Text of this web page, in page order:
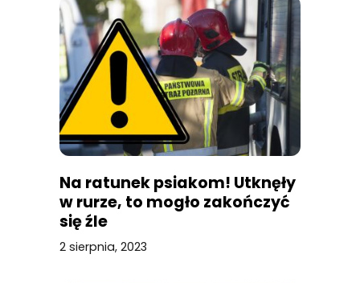
Na ratunek psiakom! Utknęły
w rurze, to mogło zakończyć
się źle
2 sierpnia, 2023